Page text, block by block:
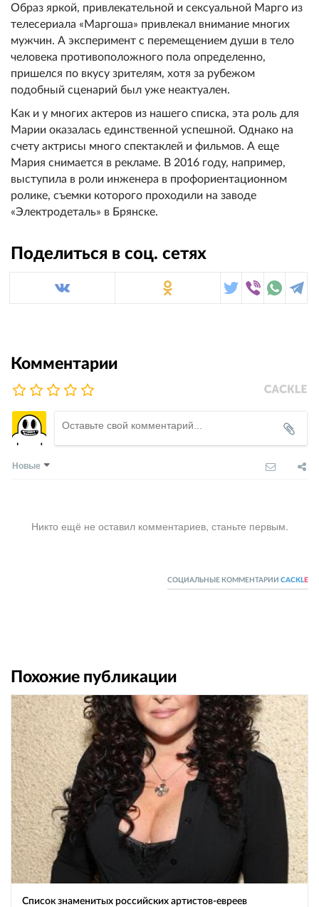
Образ яркой, привлекательной и сексуальной Марго из
телесериала «Маргоша» привлекал внимание многих
мужчин. А эксперимент с перемещением души в тело
человека противоположного пола определенно,
пришелся по вкусу зрителям, хотя за рубежом
подобный сценарий был уже неактуален.
Как и у многих актеров из нашего списка, эта роль для
Марии оказалась единственной успешной. Однако на
счету актрисы много спектаклей и фильмов. А еще
Мария снимается в рекламе. В 2016 году, например,
выступила в роли инженера в профориентационном
ролике, съемки которого проходили на заводе
«Электродеталь» в Брянске.
Поделиться в соц. сетях
Комментарии
Новые
Никто ещё не оставил комментариев, станьте первым.
СОЦИАЛЬНЫЕ КОММЕНТАРИИ CACKL E
Похожие публикации
Список знаменитых российских артистов-евреев